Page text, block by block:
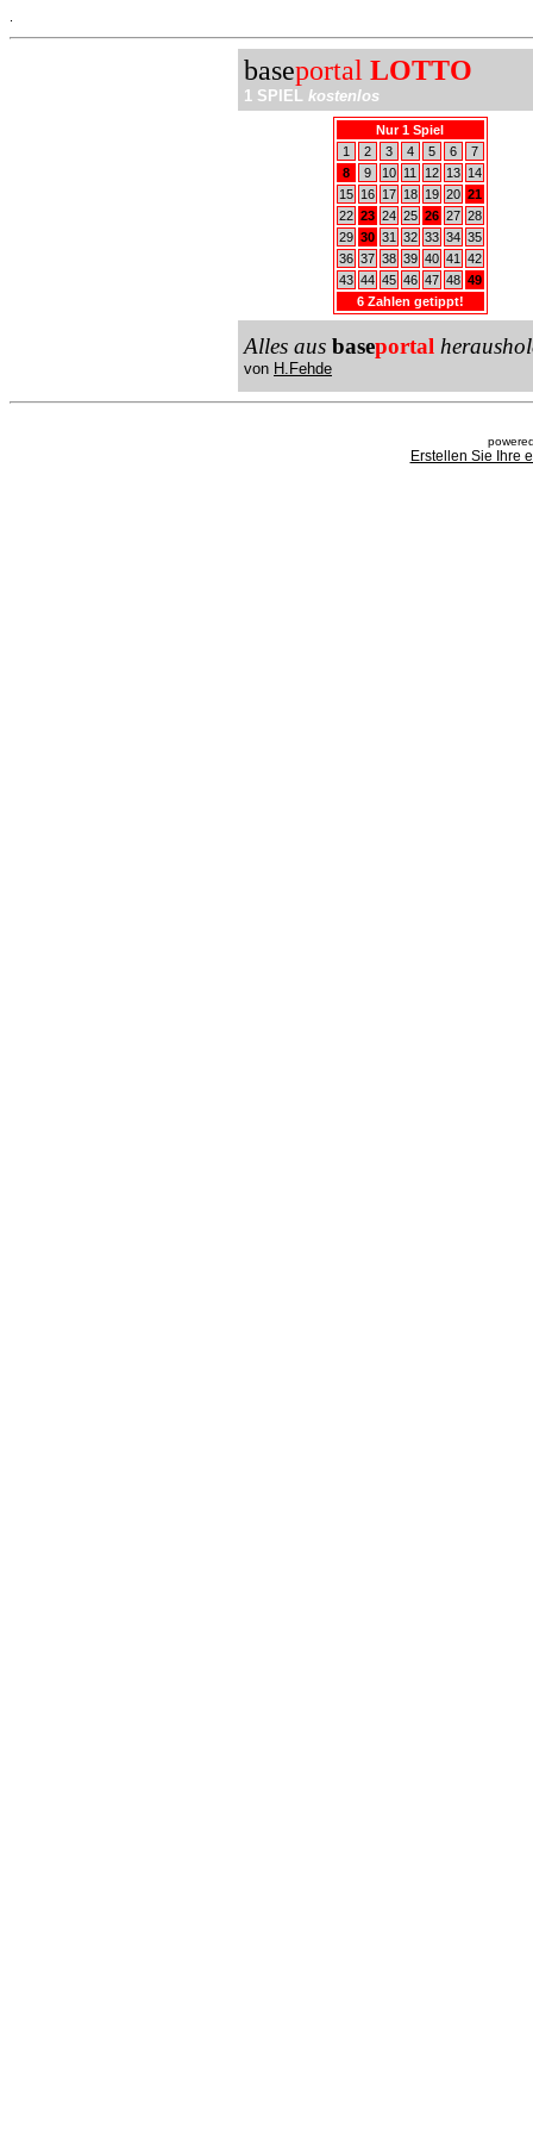
baseportal LOTTO
1 SPIEL kostenlos
Nur 1 Spiel
1
2 3 4 5 6
7
8
9 10 11 12 13
14
15
16 17 18 19 20 21
22 23 24 25 26 27 28
29 30 31 32 33 34 35
36 37 38 39 40 41
42
43 44 45 46 47 48 49
6 Zahlen getippt!
Alles aus baseportal
von H.Fehde
Erstellen Sie Ihre